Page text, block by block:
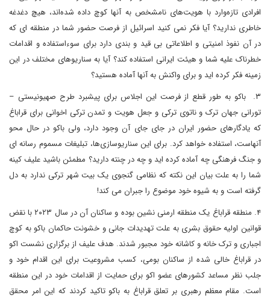
افرادی تازه‌وارد با هویت‌های نامشخص به آنها کوچ داده شده‌اند، هیچ دغدغه
خاطری ندارید؟ آیا فکر نمی کنید اسرائیل از فرصت حضور شما در منطقه ای که
در آن نفوذ امنیتی و اطلاعاتی بی قید و بندی دارد برای سوءاستفاده و اقدامات
خطرناک علیه شما و هیئت ایرانی استفاده کند؟ آیا به سناریوهای مختلف در این
زمینه فکر کرده اید و برای واکنش به آنها آماده هستید؟
۳. باکو به طور قطع از فرصت این اجلاس برای پیشبرد طرح صهیونیستی –
تورانی جهان ترک و ناتوی ترکی و جعل هویت و تمدن ترکی اخوانی برای قراباغ
که یادگارهای حضور ایران در جای جای آن وجود دارد، ولی باکو در حال محو
آنهاست، استفاده خواهد کرد. برای این سناریوسازی‌ها، تبلیغات مسموم رسانه ای
و جنگ فرهنگی چه آماده کرده اید و چه در چنته دارید؟ مطمئن باشید علیف کینه
شما را به علت بیان این نکته که نظامی گنجوی یک بیت شهر ترکی ندارد به دل
گرفته است و به شیوه خود موضوع را جبران می کند!
۴. منطقه قراباغ یک منطقه ارمنی نشین بوده و ساکنان آن در سال ۲۰۲۳ با نقض
قوانین اولیه حقوق بشری به علت تهدیدات جانی و خشونت حاکمان باکو به کوچ
اجباری و ترک خانه و کاشانه خود مجبور شدند. هدف علیف از برگزاری نشست اکو
در قراباغ خالی شده از ساکنان بومی، کسب مشروعیت برای این اقدام خود و
جلب نظر مساعد کشورهای عضو اکو برای حمایت از اقدامات خود در این منطقه
است. مقام معظم رهبری بر تعلق قراباغ به باکو تاکید کردند که این امر محقق